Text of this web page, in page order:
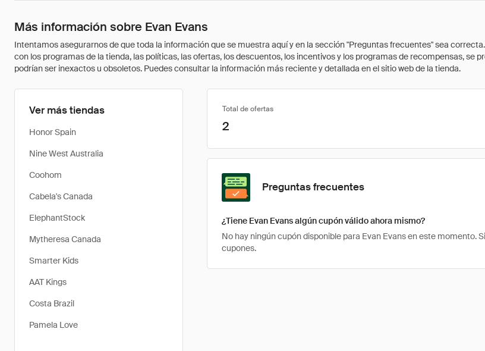
Más información sobre Evan Evans
Intentamos asegurarnos de que toda la información que se muestra aquí y en la sección "Preguntas frecuentes" sea
con los programas de la tienda, las políticas, las ofertas, los descuentos, los incentivos y los programas de recompensas,
podrían ser inexactos u obsoletos. Puedes consultar la información más reciente y detallada en el sitio web de la tienda.
Ver más tiendas
Honor Spain
Nine West Australia
Coohom
Cabela's Canada
ElephantStock
Mytheresa Canada
Smarter Kids
AAT Kings
Costa Brazil
Pamela Love
Total de ofertas
2
Preguntas frecuentes
¿Tiene Evan Evans algún cupón válido ahora mismo?
No hay ningún cupón disponible para Evan Evans en este momento.
cupones.